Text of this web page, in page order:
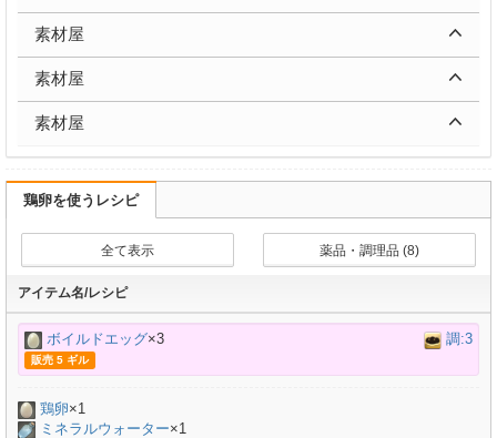
素材屋
素材屋
素材屋
鶏卵を使うレシピ
全て表示 薬品・調理品 (8)
アイテム名/レシピ
ボイルドエッグ×3 調:3
販売 5 ギル
鶏卵×1
ミネラルウォーター×1